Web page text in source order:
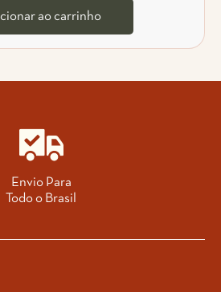
ao carrinho
Envio Para
Todo o Brasil